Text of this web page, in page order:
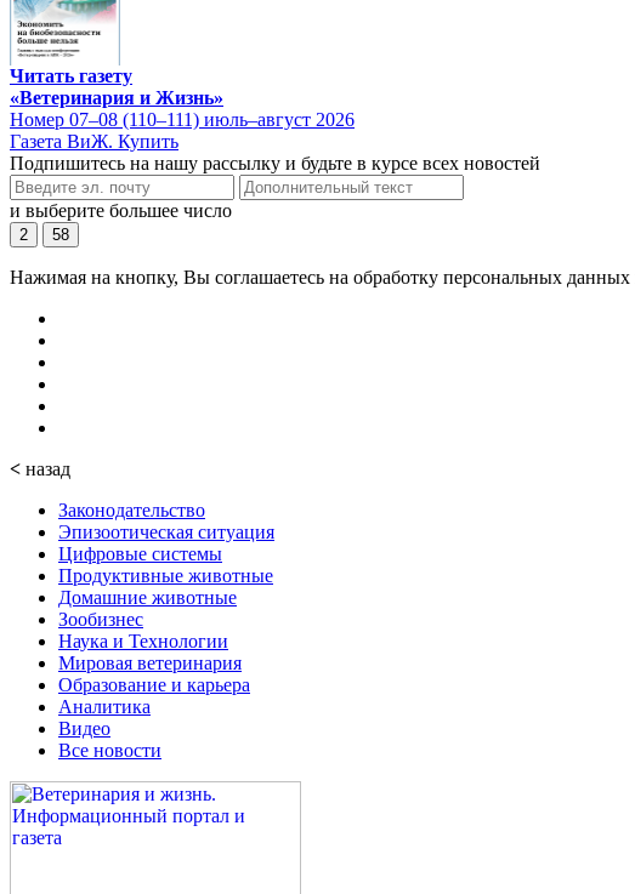
Читать газету
«Ветеринария и Жизнь»
Номер 07–08 (110–111) июль–август 2026
Газета ВиЖ. Купить
Подпишитесь на нашу рассылку и будьте в курсе всех новостей
и выберите большее число
2 58
Нажимая на кнопку, Вы соглашаетесь на обработку персональных данных
< назад
Законодательство
Эпизоотическая ситуация
Цифровые системы
Продуктивные животные
Домашние животные
Зообизнес
Наука и Технологии
Мировая ветеринария
Образование и карьера
Аналитика
Видео
Все новости